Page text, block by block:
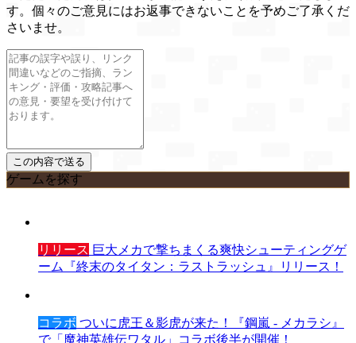
す。個々のご意見にはお返事できないことを予めご了承くだ
さいませ。
ゲームを探す
リリース 巨大メカで撃ちまくる爽快シューティングゲ
ーム『終末のタイタン：ラストラッシュ』リリース！
コラボ ついに虎王＆影虎が来た！『鋼嵐 - メカラシ』
で「魔神英雄伝ワタル」コラボ後半が開催！